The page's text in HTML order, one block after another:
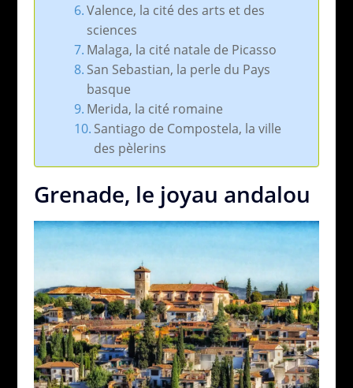
Valence, la cité des arts et des
sciences
Malaga, la cité natale de Picasso
San Sebastian, la perle du Pays
basque
Merida, la cité romaine
Santiago de Compostela, la ville
des pèlerins
Grenade, le joyau andalou